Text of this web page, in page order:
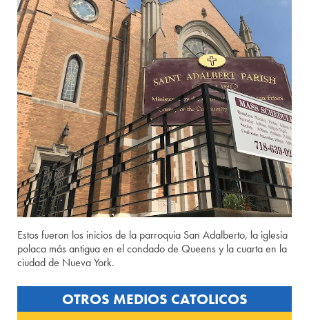
Estos fueron los inicios de la parroquia San Adalberto, la iglesia
polaca más antigua en el condado de Queens y la cuarta en la
ciudad de Nueva York.
OTROS MEDIOS CATOLICOS